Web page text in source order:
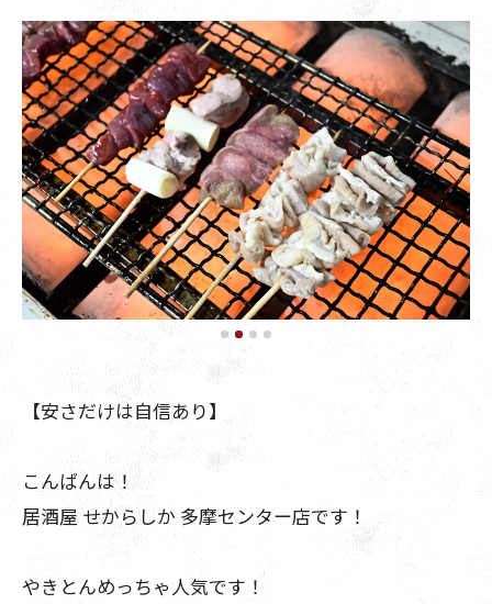
【安さだけは自信あり】
こんばんは！
居酒屋 せからしか 多摩センター店です！
やきとんめっちゃ人気です！